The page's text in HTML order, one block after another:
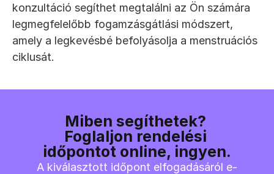
konzultáció segíthet megtalálni az Ön számára
legmegfelelőbb fogamzásgátlási módszert,
amely a legkevésbé befolyásolja a menstruációs
ciklusát.
Miben segíthetek?
Foglaljon rendelési
időpontot online, ingyen.
A kiválasztott időpont elfogadásáról e-